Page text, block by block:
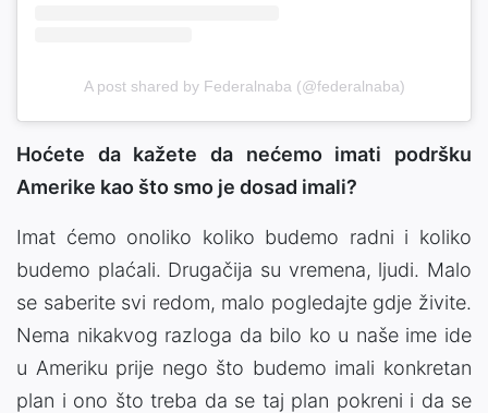
A post shared by Federalnaba (@federalnaba)
Hoćete da kažete da nećemo imati podršku
Amerike kao što smo je dosad imali?
Imat ćemo onoliko koliko budemo radni i koliko
budemo plaćali. Drugačija su vremena, ljudi. Malo
se saberite svi redom, malo pogledajte gdje živite.
Nema nikakvog razloga da bilo ko u naše ime ide
u Ameriku prije nego što budemo imali konkretan
plan i ono što treba da se taj plan pokreni i da se